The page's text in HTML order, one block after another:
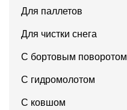
Для паллетов
Для чистки снега
С бортовым поворотом
С гидромолотом
С ковшом